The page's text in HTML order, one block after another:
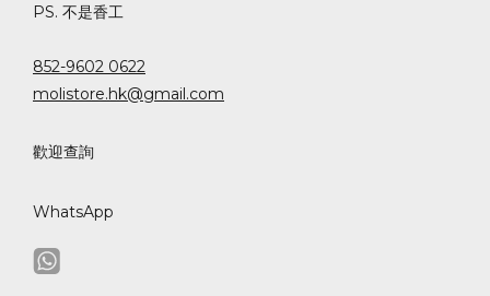
PS. 不是香工
852-9602 0622
molistore.hk@gmail.com
歡迎查詢
WhatsApp